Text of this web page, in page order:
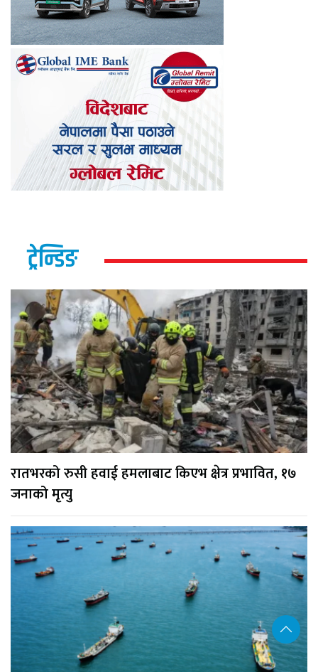
ट्रेन्डिङ
रातभरको रुसी हवाई हमलाबाट किएभ क्षेत्र प्रभावित, १७
जनाको मृत्यु